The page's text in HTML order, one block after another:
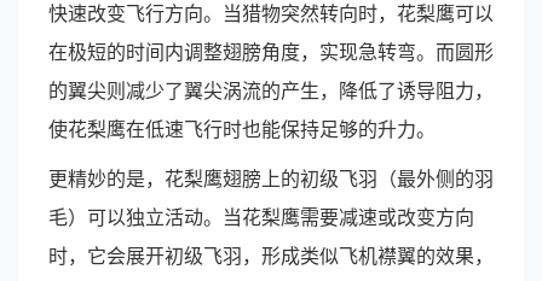
快速改变飞行方向。当猎物突然转向时，花梨鹰可以
在极短的时间内调整翅膀角度，实现急转弯。而圆形
的翼尖则减少了翼尖涡流的产生，降低了诱导阻力，
使花梨鹰在低速飞行时也能保持足够的升力。
更精妙的是，花梨鹰翅膀上的初级飞羽（最外侧的羽
毛）可以独立活动。当花梨鹰需要减速或改变方向
时，它会展开初级飞羽，形成类似飞机襟翼的效果，